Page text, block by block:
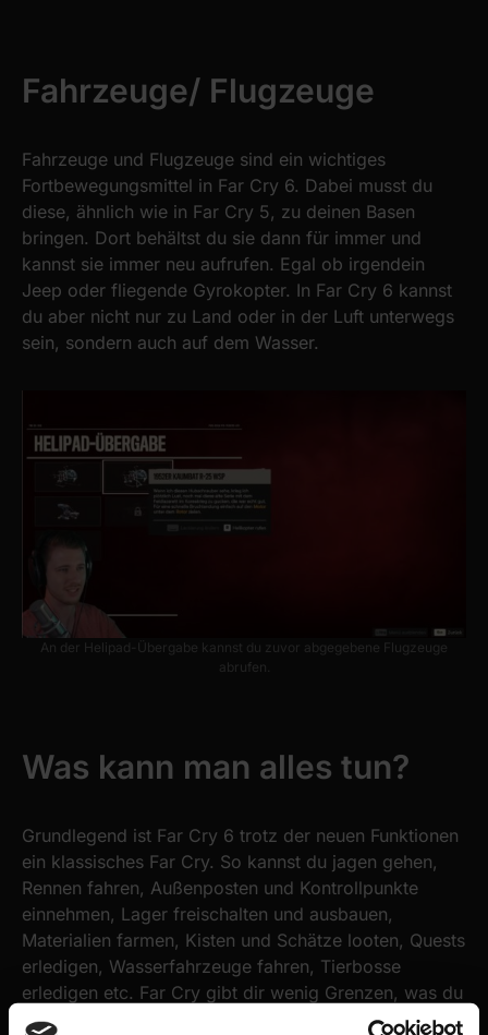
Fahrzeuge/ Flugzeuge
Fahrzeuge und Flugzeuge sind ein wichtiges
Fortbewegungsmittel in Far Cry 6. Dabei musst du
diese, ähnlich wie in Far Cry 5, zu deinen Basen
bringen. Dort behältst du sie dann für immer und
kannst sie immer neu aufrufen. Egal ob irgendein
Jeep oder fliegende Gyrokopter. In Far Cry 6 kannst
du aber nicht nur zu Land oder in der Luft unterwegs
sein, sondern auch auf dem Wasser.
An der Helipad-Übergabe kannst du zuvor abgegebene Flugzeuge
abrufen.
Was kann man alles tun?
Grundlegend ist Far Cry 6 trotz der neuen Funktionen
ein klassisches Far Cry. So kannst du jagen gehen,
Rennen fahren, Außenposten und Kontrollpunkte
einnehmen, Lager freischalten und ausbauen,
Materialien farmen, Kisten und Schätze looten, Quests
erledigen, Wasserfahrzeuge fahren, Tierbosse
erledigen etc. Far Cry gibt dir wenig Grenzen, was du
machen kannst und wann. So ist von der